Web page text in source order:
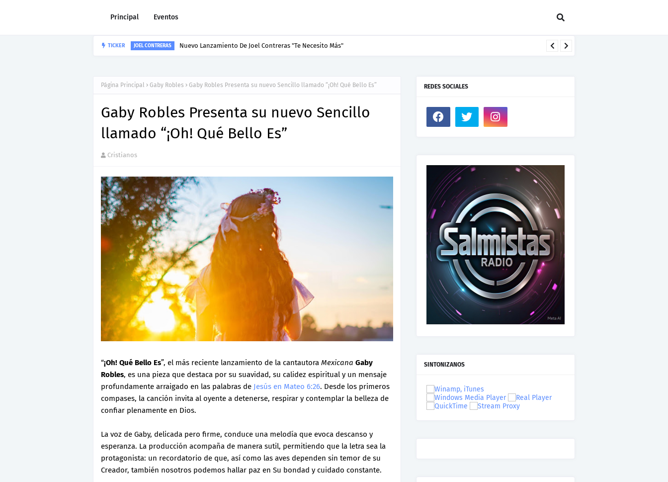
Principal Eventos
TICKER JOEL CONTRERAS Nuevo Lanzamiento De Joel Contreras "Te Necesito Más"
Página Principal Gaby Robles Gaby Robles Presenta su nuevo Sencillo llamado “¡Oh! Qué Bello Es”
Gaby Robles Presenta su nuevo Sencillo
llamado “¡Oh! Qué Bello Es”
Cristianos
“¡Oh! Qué Bello Es”, el más reciente lanzamiento de la cantautora Mexicana Gaby
Robles, es una pieza que destaca por su suavidad, su calidez espiritual y un mensaje
profundamente arraigado en las palabras de Jesús en Mateo 6:26. Desde los primeros
compases, la canción invita al oyente a detenerse, respirar y contemplar la belleza de
confiar plenamente en Dios.
La voz de Gaby, delicada pero firme, conduce una melodía que evoca descanso y
esperanza. La producción acompaña de manera sutil, permitiendo que la letra sea la
protagonista: un recordatorio de que, así como las aves dependen sin temor de su
Creador, también nosotros podemos hallar paz en Su bondad y cuidado constante.
REDES SOCIALES
SINTONIZANOS